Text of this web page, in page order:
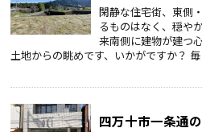
閑静な住宅街、東側
るものはなく、穏や
来南側に建物が建つ
土地からの眺めです、いかがですか？
四万十市一条通